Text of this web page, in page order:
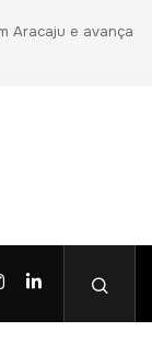
Vorcaro e
Ciro Nogueira em